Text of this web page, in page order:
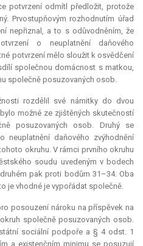
potvrzení odmítl předložit, protože
Prvostupňovým rozhodnutím úřad
nepřiznal, a to s odůvodněním, že
o neuplatnění daňového
potvrzení mělo sloužit k osvědčení
společnou domácnost s matkou,
společně posuzovaných osob.
rozdělil své námitky do dvou
možné ze zjištěných skutečností
posuzovaných osob. Druhý se
daňového zvýhodnění
okruhu. V rámci prvního okruhu
soudu uvedeným v bodech
pak proti bodům 31–34. Oba
je vhodné je vypořádat společně.
posouzení nároku na příspěvek na
společně posuzovaných osob.
sociální podpoře a § 4 odst. 1
a existenčním minimu se posuzují